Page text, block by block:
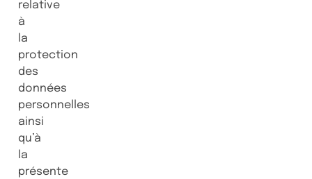
relative
à
la
protection
des
données
personnelles
ainsi
qu’à
la
présente